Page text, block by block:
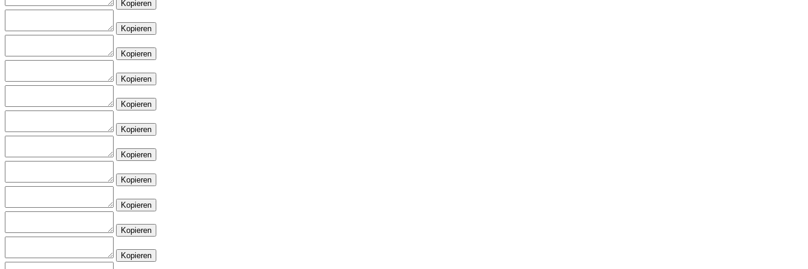
Kopieren
Kopieren
Kopieren
Kopieren
Kopieren
Kopieren
Kopieren
Kopieren
Kopieren
Kopieren
Kopieren